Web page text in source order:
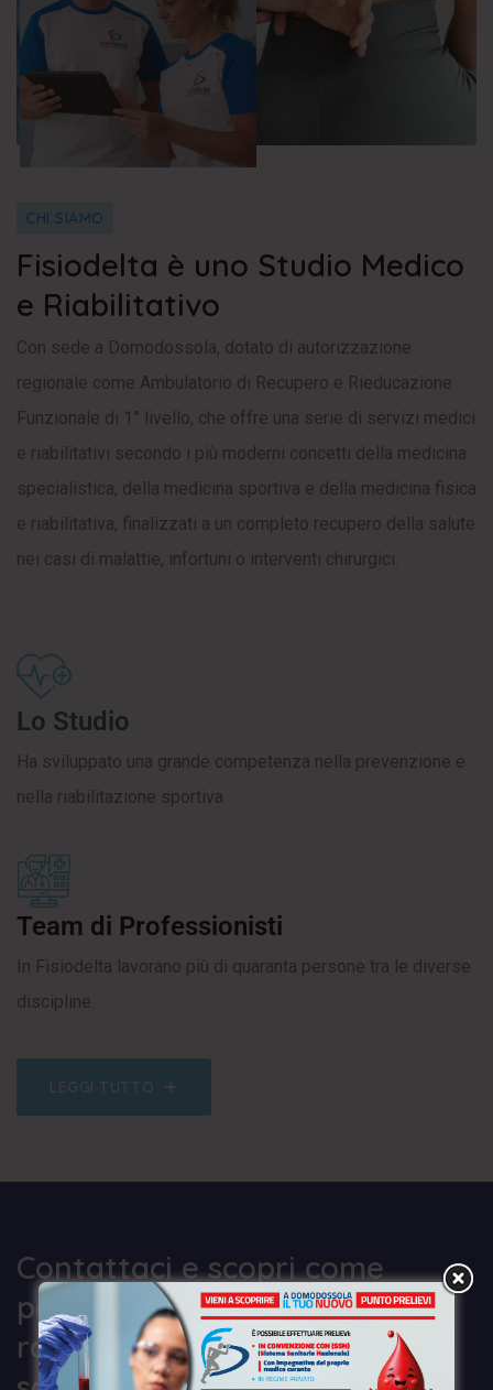
CHI SIAMO
Fisiodelta è uno Studio Medico
e Riabilitativo
Con sede a Domodossola, dotato di autorizzazione
regionale come Ambulatorio di Recupero e Rieducazione
Funzionale di 1° livello, che offre una serie di servizi medici
e riabilitativi secondo i più moderni concetti della medicina
specialistica, della medicina sportiva e della medicina fisica
e riabilitativa, finalizzati a un completo recupero della salute
nei casi di malattie, infortuni o interventi chirurgici.
Lo Studio
Ha sviluppato una grande competenza nella prevenzione e
nella riabilitazione sportiva
Team di Professionisti
In Fisiodelta lavorano più di quaranta persone tra le diverse
discipline.
LEGGI TUTTO
Contattaci e scopri come
possiamo aiutarti a
raggiungere i tuoi obiettivi di